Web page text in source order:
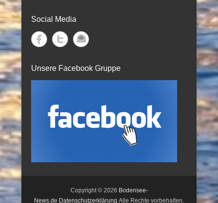
Social Media
Unsere Facebook Gruppe
Copyright © 2026 Bodensee-
News.de Datenschutzerklärung Alle Rechte vorbehalten.